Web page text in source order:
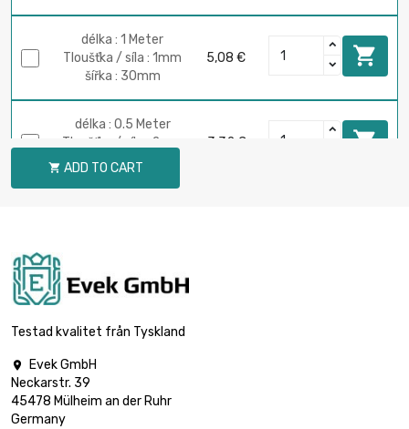
délka : 1 Meter
Tloušťka / síla : 1mm
šířka : 30mm
5,08 € 
délka : 0.5 Meter
Tloušťka / síla : 2mm
šířka : 30mm
3,32 € 
délka : 0.5 Meter
šířka : 35mm
délka : 1 Meter
Tloušťka / síla : 1mm
 ADD TO CART
Testad kvalitet från Tyskland

Evek GmbH
Neckarstr. 39
45478 Mülheim an der Ruhr
Germany